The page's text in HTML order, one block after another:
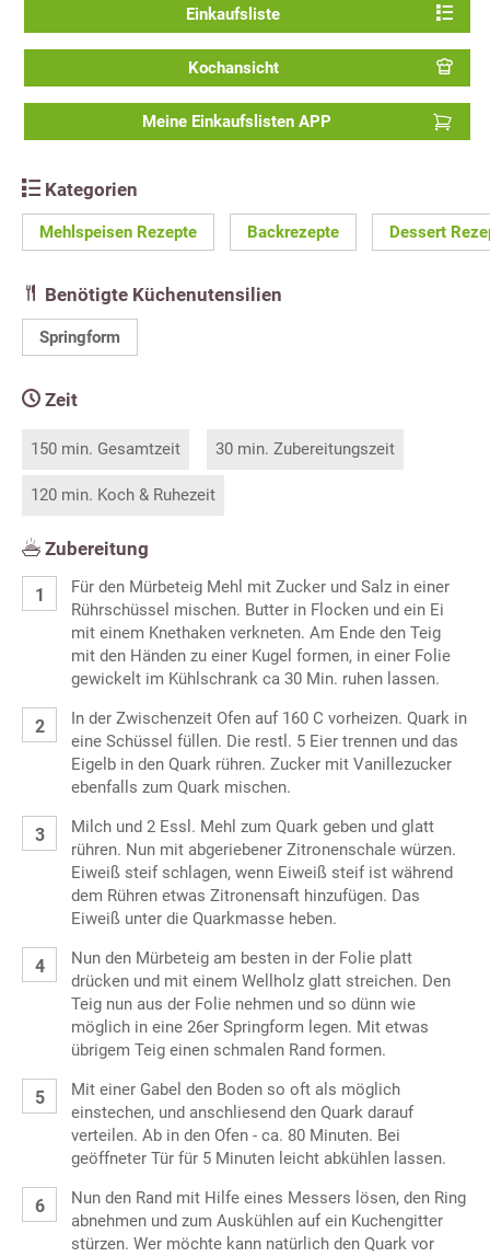
Einkaufsliste
Kochansicht
Meine Einkaufslisten APP
Kategorien
Mehlspeisen Rezepte Backrezepte Dessert
Benötigte Küchenutensilien
Springform
Zeit
150 min. Gesamtzeit 30 min. Zubereitungszeit
120 min. Koch & Ruhezeit
Zubereitung
Für den Mürbeteig Mehl mit Zucker und Salz in einer
Rührschüssel mischen. Butter in Flocken und ein Ei
mit einem Knethaken verkneten. Am Ende den Teig
mit den Händen zu einer Kugel formen, in einer Folie
gewickelt im Kühlschrank ca 30 Min. ruhen lassen.
In der Zwischenzeit Ofen auf 160 C vorheizen. Quark in
eine Schüssel füllen. Die restl. 5 Eier trennen und das
Eigelb in den Quark rühren. Zucker mit Vanillezucker
ebenfalls zum Quark mischen.
Milch und 2 Essl. Mehl zum Quark geben und glatt
rühren. Nun mit abgeriebener Zitronenschale würzen.
Eiweiß steif schlagen, wenn Eiweiß steif ist während
dem Rühren etwas Zitronensaft hinzufügen. Das
Eiweiß unter die Quarkmasse heben.
Nun den Mürbeteig am besten in der Folie platt
drücken und mit einem Wellholz glatt streichen. Den
Teig nun aus der Folie nehmen und so dünn wie
möglich in eine 26er Springform legen. Mit etwas
übrigem Teig einen schmalen Rand formen.
Mit einer Gabel den Boden so oft als möglich
einstechen, und anschliesend den Quark darauf
verteilen. Ab in den Ofen - ca. 80 Minuten. Bei
geöffneter Tür für 5 Minuten leicht abkühlen lassen.
Nun den Rand mit Hilfe eines Messers lösen, den Ring
abnehmen und zum Auskühlen auf ein Kuchengitter
stürzen. Wer möchte kann natürlich den Quark vor